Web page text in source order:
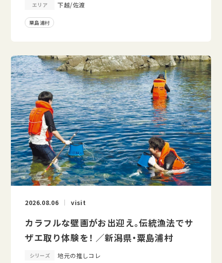
エリア 下越/佐渡
粟島浦村
2026.08.06 visit
カラフルな壁画がお出迎え。伝統漁法でサ
ザエ取り体験を！ ／新潟県・粟島浦村
シリーズ 地元の推しコレ